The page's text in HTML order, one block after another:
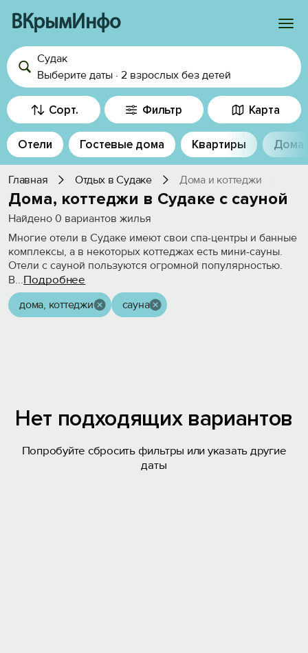
ВКрымИнфо
Войти
Избранное
История просмотра
Добавить свой объект
Судак
Выберите даты · 2 взрослых без детей
Сорт. Фильтр Карта
Отели Гостевые дома Квартиры Дома
Главная Отдых в Судаке Дома и коттеджи
Дома, коттеджи в Судаке с сауной
Найдено 0 вариантов жилья
Многие отели в Судаке имеют свои спа-центры и банные
комплексы, а в некоторых коттеджах есть мини-сауны.
Отели с сауной пользуются огромной популярностью.
В...Подробнее
дома, коттеджи сауна
Нет подходящих вариантов
Попробуйте сбросить фильтры или указать другие
даты